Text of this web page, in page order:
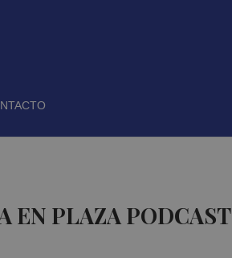
EN PLAZA PODCAST